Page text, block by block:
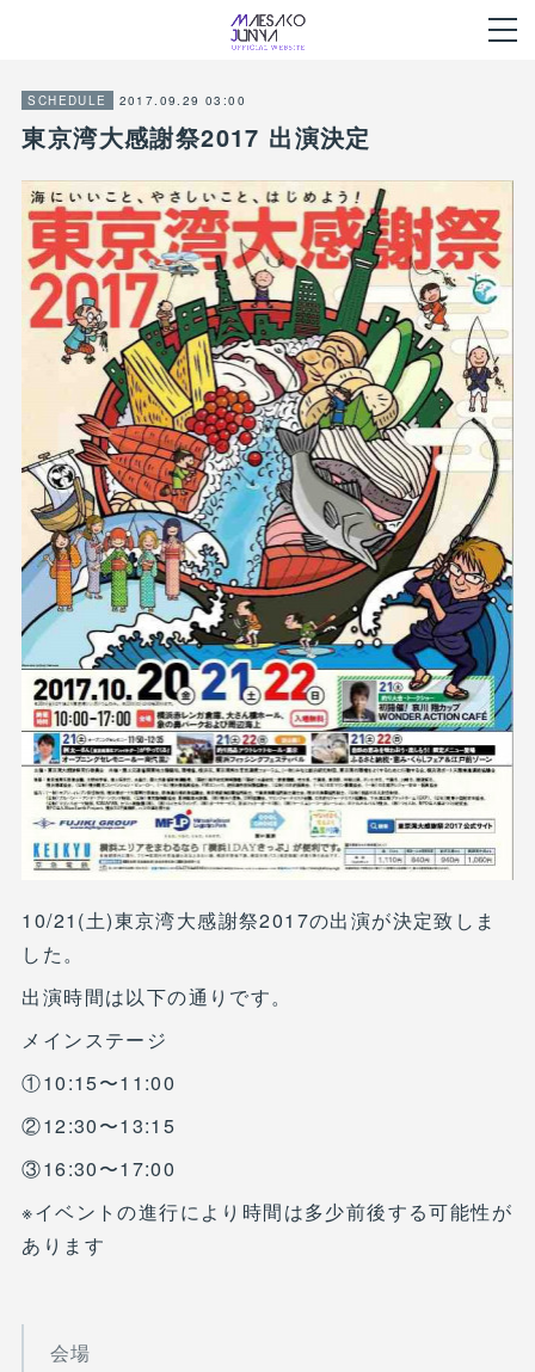
SCHEDULE 2017.09.29 03:00
東京湾大感謝祭2017 出演決定
10/21(土)東京湾大感謝祭2017の出演が決定致しま
した。
出演時間は以下の通りです。
メインステージ
①10:15〜11:00
②12:30〜13:15
③16:30〜17:00
※イベントの進行により時間は多少前後する可能性が
あります
会場